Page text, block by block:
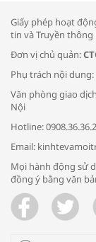
Giấy phép hoạt
tin và Truyền thông
Đơn vị chủ quản:
Phụ trách nội dung:
Văn phòng giao
Nội
Hotline:
Email:
Mọi hành động sử
đồng ý bằng văn